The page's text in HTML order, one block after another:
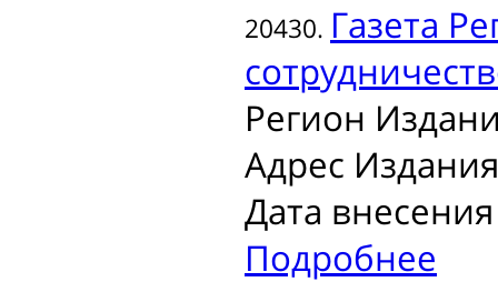
20430. Газета
Регион
Адрес
Дата
Подробнее